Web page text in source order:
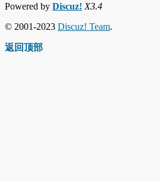
Powered by Discuz! X3.4
© 2001-2023 Discuz! Team.
返回顶部